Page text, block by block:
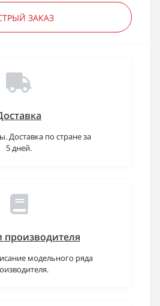
ЗАКАЗ
Доставка по стране за
5 дней.
производителя
модельного ряда